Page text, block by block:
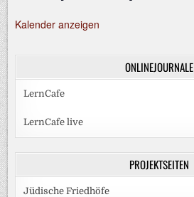
Kalender anzeigen
ONLINEJOURNALE
LernCafe
LernCafe live
PROJEKTSEITEN
Jüdische Friedhöfe